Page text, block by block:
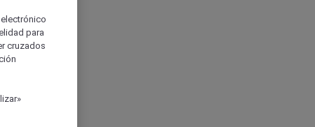
para
cruzados